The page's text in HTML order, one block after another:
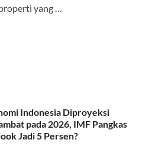
yang …
Indonesia Diproyeksi
pada 2026, IMF Pangkas
Jadi 5 Persen?